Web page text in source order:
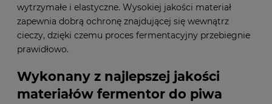
wytrzymałe i elastyczne. Wysokiej jakości materiał
zapewnia dobrą ochronę znajdującej się wewnątrz
cieczy, dzięki czemu proces fermentacyjny przebiegnie
prawidłowo.
Wykonany z najlepszej jakości
materiałów fermentor do piwa